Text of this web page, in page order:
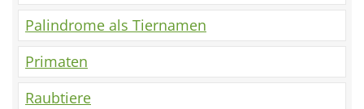
Palindrome als Tiernamen
Primaten
Raubtiere